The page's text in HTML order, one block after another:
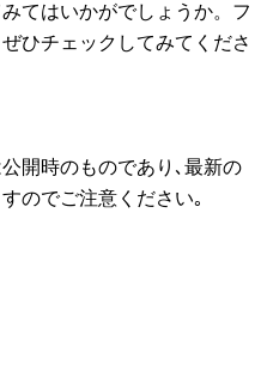
てはいかがでしょうか。フ
ひチェックしてみてくださ
開時のものであり､最新の
のでご注意ください｡